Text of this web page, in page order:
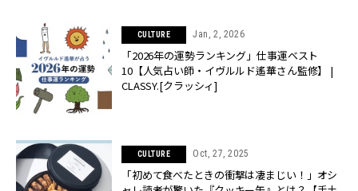
CULTURE Jan, 2, 2026
「2026年の運勢ランキング」仕事運ベスト
10【人気占い師・イヴルルド遙華さん監修】 |
CLASSY.[クラッシィ]
CULTURE Oct, 27, 2025
「初めて食べたときの衝撃は凄まじい！」オシ